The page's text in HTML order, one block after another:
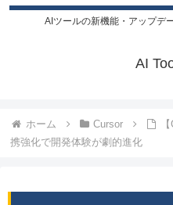
AIツールの新機能・アップデ
AI
ホーム Cursor
携強化で開発体験が劇的進化